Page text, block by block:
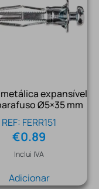
expansível
Ø5×35 mm
REF: FERR151
€0.89
Inclui IVA
Adicionar